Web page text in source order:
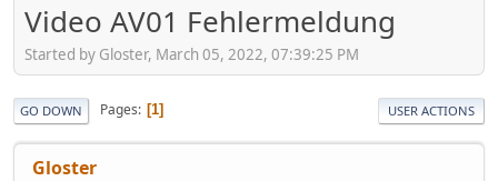
Video AV01 Fehlermeldung
Started by Gloster, March 05, 2022, 07:39:25 PM
GO DOWN Pages 1 USER ACTIONS
Gloster